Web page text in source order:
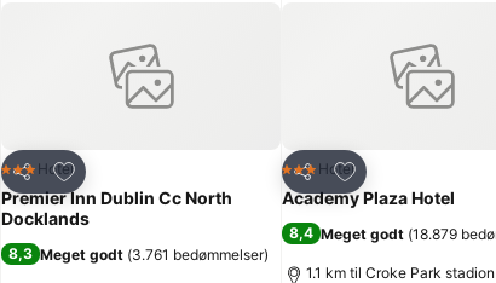
Del
Føj til favoritter
3 Stjerner
Hotel
Premier Inn Dublin Cc North
Docklands
8,3 Meget godt (3.761 bedømmelser)
Del
Føj til favoritter
3 Stjerner
Hotel
Academy Plaza Hotel
8,4 Meget godt (18.879
1.1 km til Croke Park stadion